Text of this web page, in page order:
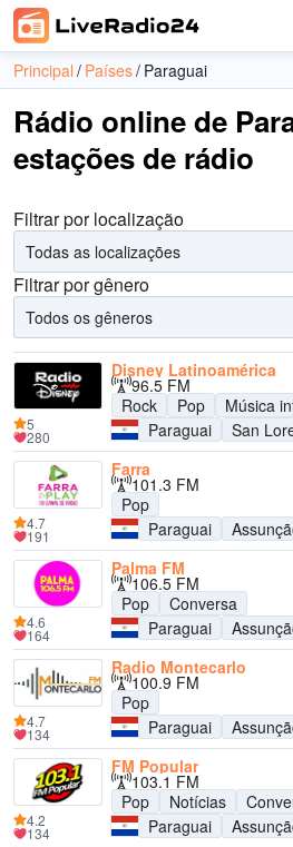
Principal Países Paraguai
Rádio online de
estações de rádio
Filtrar por localização
Todas as localizações
Filtrar por gênero
Todos os gêneros
Disney Latinoamérica
96.5 FM
Rock
Pop Música
Paraguai
San
5
280
Farra
101.3 FM
Pop
Paraguai
4.7
191
Palma FM
106.5 FM
Pop
Conversa
Paraguai
4.6
164
Radio Montecarlo
100.9 FM
Pop
Paraguai
4.7
134
FM Popular
103.1 FM
Pop
Notícias
Paraguai
4.2
134